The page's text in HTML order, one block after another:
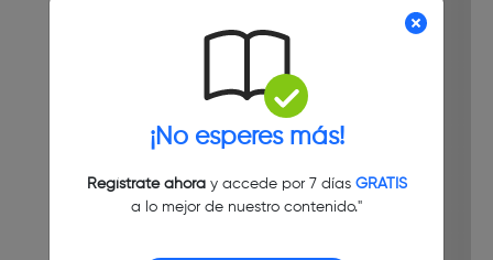
¡No esperes más!
Regístrate ahoray accede por 7 días GRATIS
a lo mejor de nuestro contenido."